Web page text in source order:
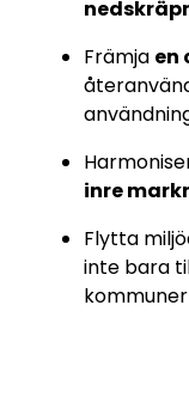
Främja en
inre
Flytta
inte bara